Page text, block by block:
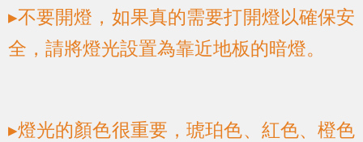
▸不要開燈，如果真的需要打開燈以確保安
全，請將燈光設置為靠近地板的暗燈。
▸燈光的顏色很重要，琥珀色、紅色、橙色